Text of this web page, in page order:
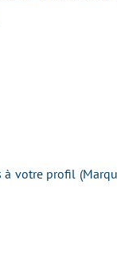
votre profil